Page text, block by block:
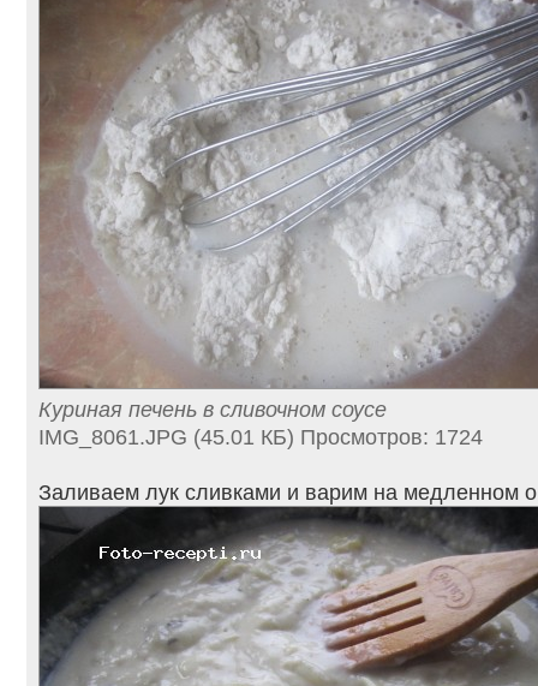
Куриная печень в сливочном соусе
IMG_8061.JPG (45.01 КБ) Просмотров: 1724
Заливаем лук сливками и варим на медленном